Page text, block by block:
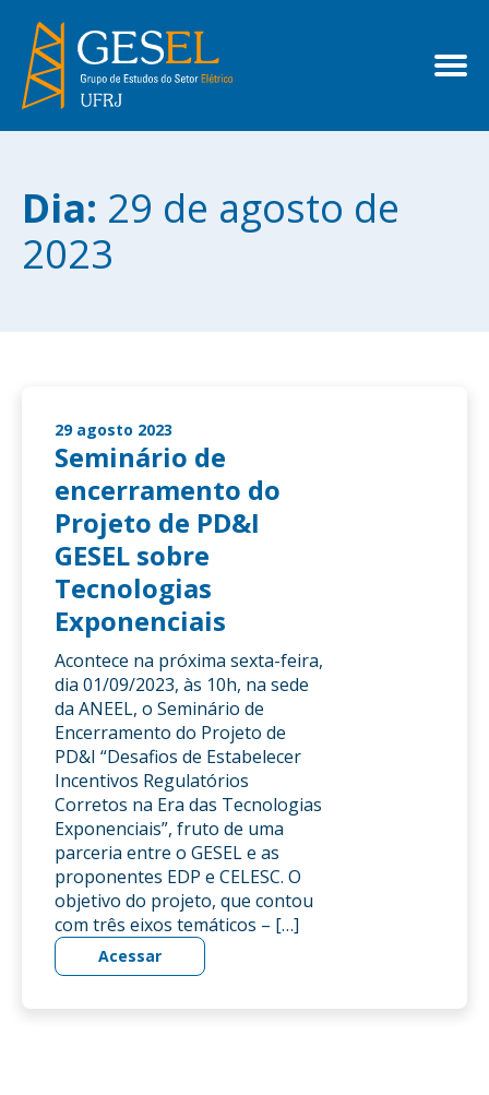
Dia: 29 de agosto de
2023
29 agosto 2023
Seminário de
encerramento do
Projeto de PD&I
GESEL sobre
Tecnologias
Exponenciais
Acontece na próxima sexta-feira,
dia 01/09/2023, às 10h, na sede
da ANEEL, o Seminário de
Encerramento do Projeto de
PD&I “Desafios de Estabelecer
Incentivos Regulatórios
Corretos na Era das Tecnologias
Exponenciais”, fruto de uma
parceria entre o GESEL e as
proponentes EDP e CELESC. O
objetivo do projeto, que contou
com três eixos temáticos – […]
Acessar